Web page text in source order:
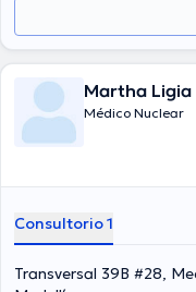
Martha Ligia
Médico Nuclear
Consultorio 1
Transversal 39B #28,